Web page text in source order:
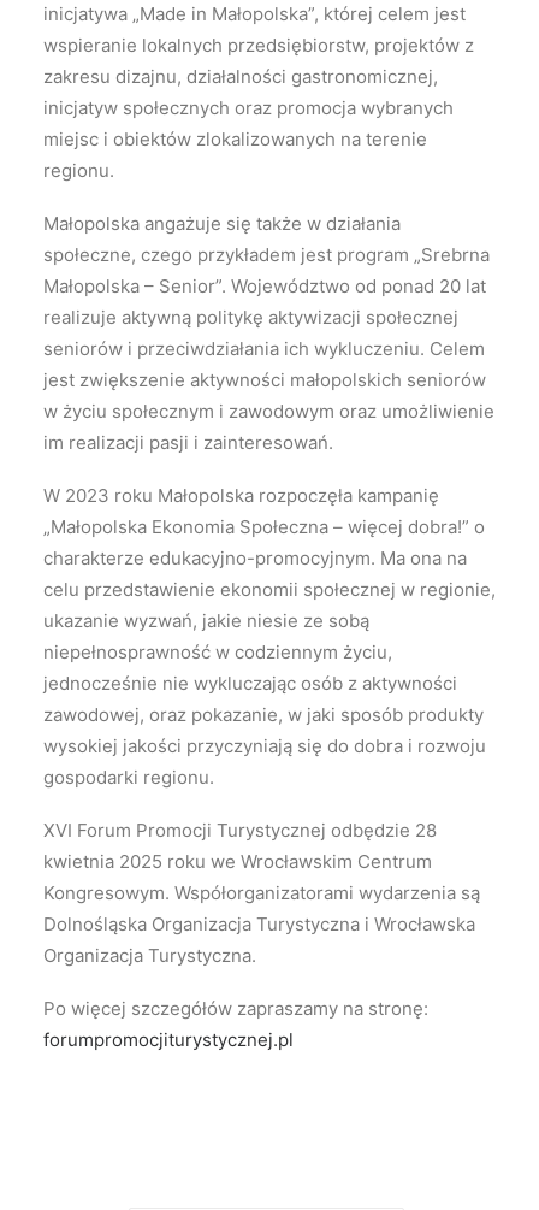
inicjatywa „Made in Małopolska”, której celem jest
wspieranie lokalnych przedsiębiorstw, projektów z
zakresu dizajnu, działalności gastronomicznej,
inicjatyw społecznych oraz promocja wybranych
miejsc i obiektów zlokalizowanych na terenie
regionu.
Małopolska angażuje się także w działania
społeczne, czego przykładem jest program „Srebrna
Małopolska – Senior”. Województwo od ponad 20 lat
realizuje aktywną politykę aktywizacji społecznej
seniorów i przeciwdziałania ich wykluczeniu. Celem
jest zwiększenie aktywności małopolskich seniorów
w życiu społecznym i zawodowym oraz umożliwienie
im realizacji pasji i zainteresowań.
W 2023 roku Małopolska rozpoczęła kampanię
„Małopolska Ekonomia Społeczna – więcej dobra!” o
charakterze edukacyjno-promocyjnym. Ma ona na
celu przedstawienie ekonomii społecznej w regionie,
ukazanie wyzwań, jakie niesie ze sobą
niepełnosprawność w codziennym życiu,
jednocześnie nie wykluczając osób z aktywności
zawodowej, oraz pokazanie, w jaki sposób produkty
wysokiej jakości przyczyniają się do dobra i rozwoju
gospodarki regionu.
XVI Forum Promocji Turystycznej odbędzie 28
kwietnia 2025 roku we Wrocławskim Centrum
Kongresowym. Współorganizatorami wydarzenia są
Dolnośląska Organizacja Turystyczna i Wrocławska
Organizacja Turystyczna.
Po więcej szczegółów zapraszamy na stronę:
forumpromocjiturystycznej.pl